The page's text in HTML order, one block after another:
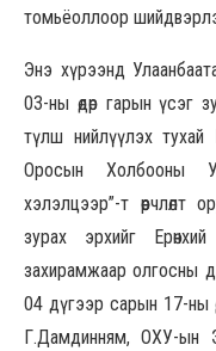
томьёоллоор
Энэ хүрээнд
03-ны өдөр гарын үсэг
түлш нийлүүлэх
Оросын Холбооны
хэлэлцээр”-т
зурах эрхийг
захирамжаар олгосны
04 дүгээр сарын 17-ны
Г.Дамдинням, ОХУ-ын